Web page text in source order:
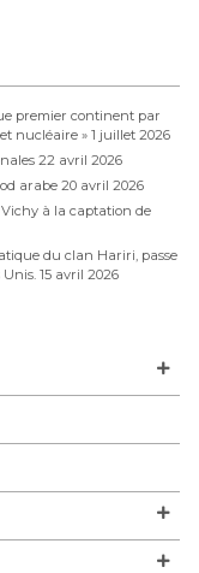
premier continent par
nucléaire » 1 juillet 2026
22 avril 2026
arabe 20 avril 2026
Vichy à la captation de
du clan Hariri, passe
15 avril 2026